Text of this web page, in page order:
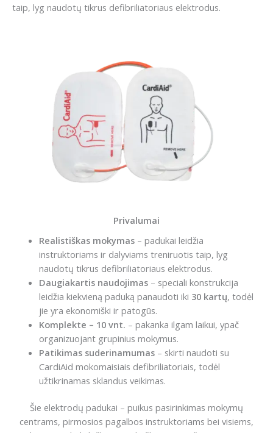
taip, lyg naudotų tikrus defibriliatoriaus elektrodus.
Privalumai
Realistiškas mokymas– padukai leidžia
instruktoriams ir dalyviams treniruotis taip, lyg
naudotų tikrus defibriliatoriaus elektrodus.
Daugiakartis naudojimas– speciali konstrukcija
leidžia kiekvieną paduką panaudoti iki 30 kartų, todėl
jie yra ekonomiški ir patogūs.
Komplekte – 10 vnt. – pakanka ilgam laikui, ypač
organizuojant grupinius mokymus.
Patikimas suderinamumas– skirti naudoti su
CardiAid mokomaisiais defibriliatoriais, todėl
užtikrinamas sklandus veikimas.
Šie elektrodų padukai – puikus pasirinkimas mokymų
centrams, pirmosios pagalbos instruktoriams bei visiems,